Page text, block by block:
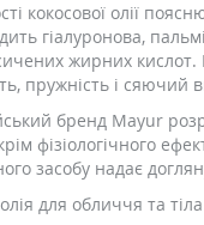
кокосової олії
гіалуронова,
жирних кислот.
пружність і сяючий
бренд Mayur
фізіологічного
засобу надає
для обличчя та